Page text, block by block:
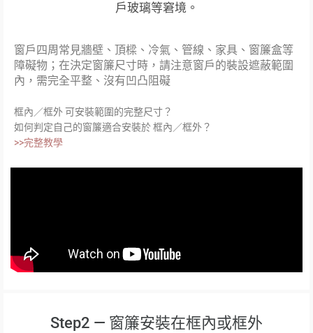
戶玻璃等窘境。
窗戶四周常見牆壁、頂樑、冷氣、管線、家具、窗簾盒等
障礙物；在決定窗簾尺寸時，請注意窗戶的裝設遮蔽範圍
內，需完全平整、沒有凹凸阻礙
框內／框外 可安裝範圍的完整尺寸？
如何判定自己的窗簾適合安裝於 框內／框外？
>>完整教學
Step2 — 窗簾安裝在框內或框外